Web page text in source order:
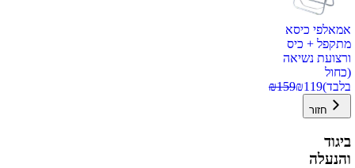
אמאלפי כיסא
מתקפל + כיס
ורצועת נשיאה
(כחול
בלבד)
₪119
₪159
חזור
ביגוד
והנעלה